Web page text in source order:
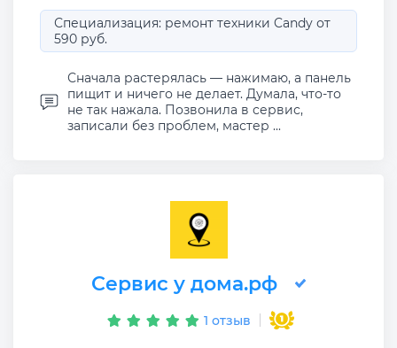
Специализация: ремонт техники Candy от
590 руб.
Сначала растерялась — нажимаю, а панель
пищит и ничего не делает. Думала, что-то
не так нажала. Позвонила в сервис,
записали без проблем, мастер ...
Сервис у дома.рф
1 отзыв